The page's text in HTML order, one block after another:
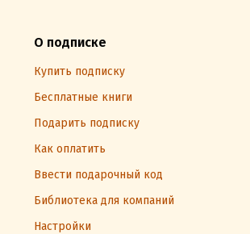
О подписке
Купить подписку
Бесплатные книги
Подарить подписку
Как оплатить
Ввести подарочный код
Библиотека для компаний
Настройки